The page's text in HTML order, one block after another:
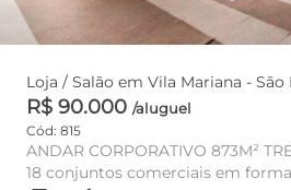
Loja / Salão em
R$ 90.000 /aluguel
Cód: 815
ANDAR CORPORATIVO 873M² TREND PAULISTA OFFICE
18 conjuntos comerciais em